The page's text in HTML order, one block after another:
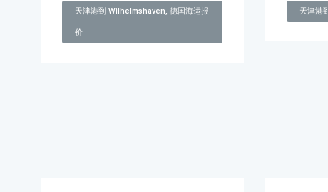
天津港到 Wilhelmshaven, 德国海运报
价
天津港